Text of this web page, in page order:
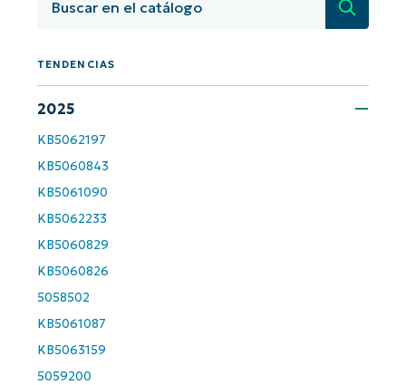
TENDENCIAS
2025
KB5062197
KB5060843
KB5061090
KB5062233
KB5060829
KB5060826
5058502
KB5061087
KB5063159
5059200
Business
number*
País
Company
name*